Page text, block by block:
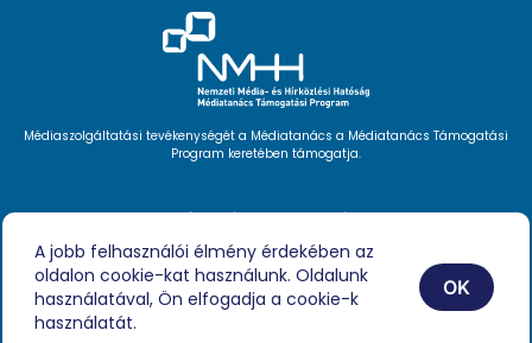
Hírlevél feliratkozás
Videóink
Podcast
Híreink
Impresszum
Médiaszolgáltatási tevékenységét a Médiatanács a Médiatanács Támogatási
Program keretében támogatja.
A jobb felhasználói élmény érdekében az
oldalon cookie-kat használunk. Oldalunk
használatával, Ön elfogadja a cookie-k
használatát.
OK